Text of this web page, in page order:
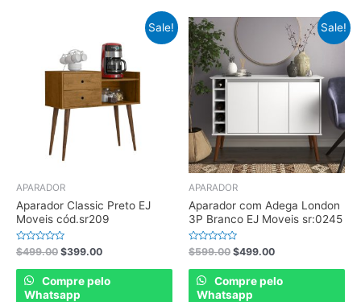
Sale!
APARADOR
Aparador Classic Preto EJ
Moveis cód.sr209
Rated
0
out
$499.00 $399.00
Compre pelo
Whatsapp
Sale!
APARADOR
Aparador com Adega London
3P Branco EJ Moveis sr:0245
Rated
0
out
$599.00 $499.00
Compre pelo
Whatsapp